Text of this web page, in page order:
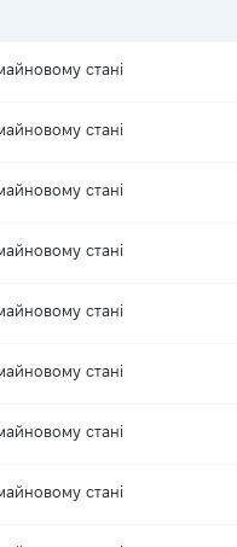
стані
стані
стані
стані
стані
стані
стані
стані